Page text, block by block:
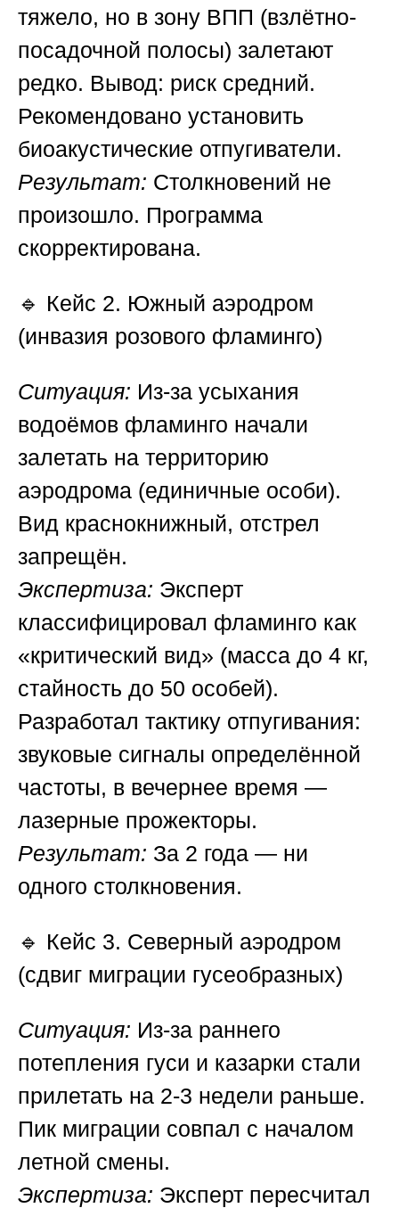
тяжело, но в зону ВПП (взлётно-
посадочной полосы) залетают
редко. Вывод: риск средний.
Рекомендовано установить
биоакустические отпугиватели.
Результат: Столкновений не
произошло. Программа
скорректирована.
🔹 Кейс 2. Южный аэродром
(инвазия розового фламинго)
Ситуация: Из-за усыхания
водоёмов фламинго начали
залетать на территорию
аэродрома (единичные особи).
Вид краснокнижный, отстрел
запрещён.
Экспертиза: Эксперт
классифицировал фламинго как
«критический вид» (масса до 4 кг,
стайность до 50 особей).
Разработал тактику отпугивания:
звуковые сигналы определённой
частоты, в вечернее время —
лазерные прожекторы.
Результат: За 2 года — ни
одного столкновения.
🔹 Кейс 3. Северный аэродром
(сдвиг миграции гусеобразных)
Ситуация: Из-за раннего
потепления гуси и казарки стали
прилетать на 2-3 недели раньше.
Пик миграции совпал с началом
летной смены.
Экспертиза: Эксперт пересчитал